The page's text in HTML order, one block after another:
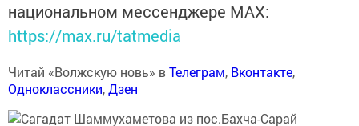
национальном мессенджере MАХ:
https://max.ru/tatmedia
Читай «Волжскую новь» вТелеграм, Вконтакте,
Одноклассники,Дзен